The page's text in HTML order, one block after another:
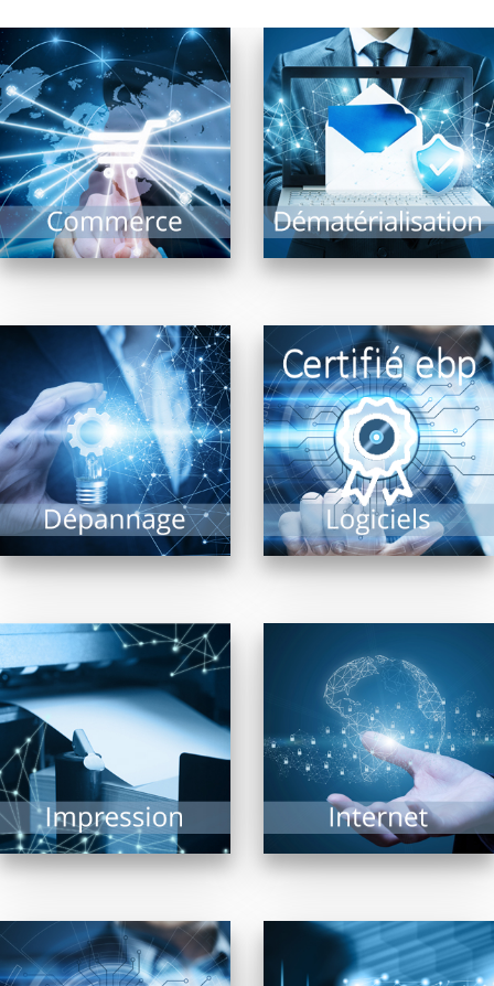
Un équipement
fonctionnel est la
garantie d’un
commerce optimisé : Il
comprend l’ensemble
des systèmes
d’encaissement,...
EN SAVOIR PLUS
La dématérialisation de
documents présente de
nombreux avantages
et intérêts : Recherche
documentaire rapide,
archivage, limitation...
EN SAVOIR PLUS
Malgré les évolutions
technologiques, le
risque de panne ne
peut être exclu. Il est
alors précieux...
EN SAVOIR PLUS
Les revendeurs FRP2i
certifiés ebp proposent
leur expertise sur les
produits comptabilité
gestion commerciale
paye métiers...
EN SAVOIR PLUS
Impression de
documents, photos,
plans grands formats,
l’imprimante est
indissociable d’un
système informatique.
De nombreuses
technologies...
EN SAVOIR PLUS
Navigateurs, moteurs
de recherche, matériel
de connexion… Internet
est un vaste univers ou
matériels et logiciels...
EN SAVOIR PLUS
Trouver « LE » logiciel
Pour la diffusion de
contenus multimédia,